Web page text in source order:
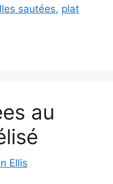
sautées, plat
au
Ellis